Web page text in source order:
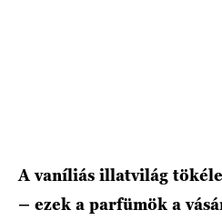
A vaníliás illatvilág
– ezek a parfümök a